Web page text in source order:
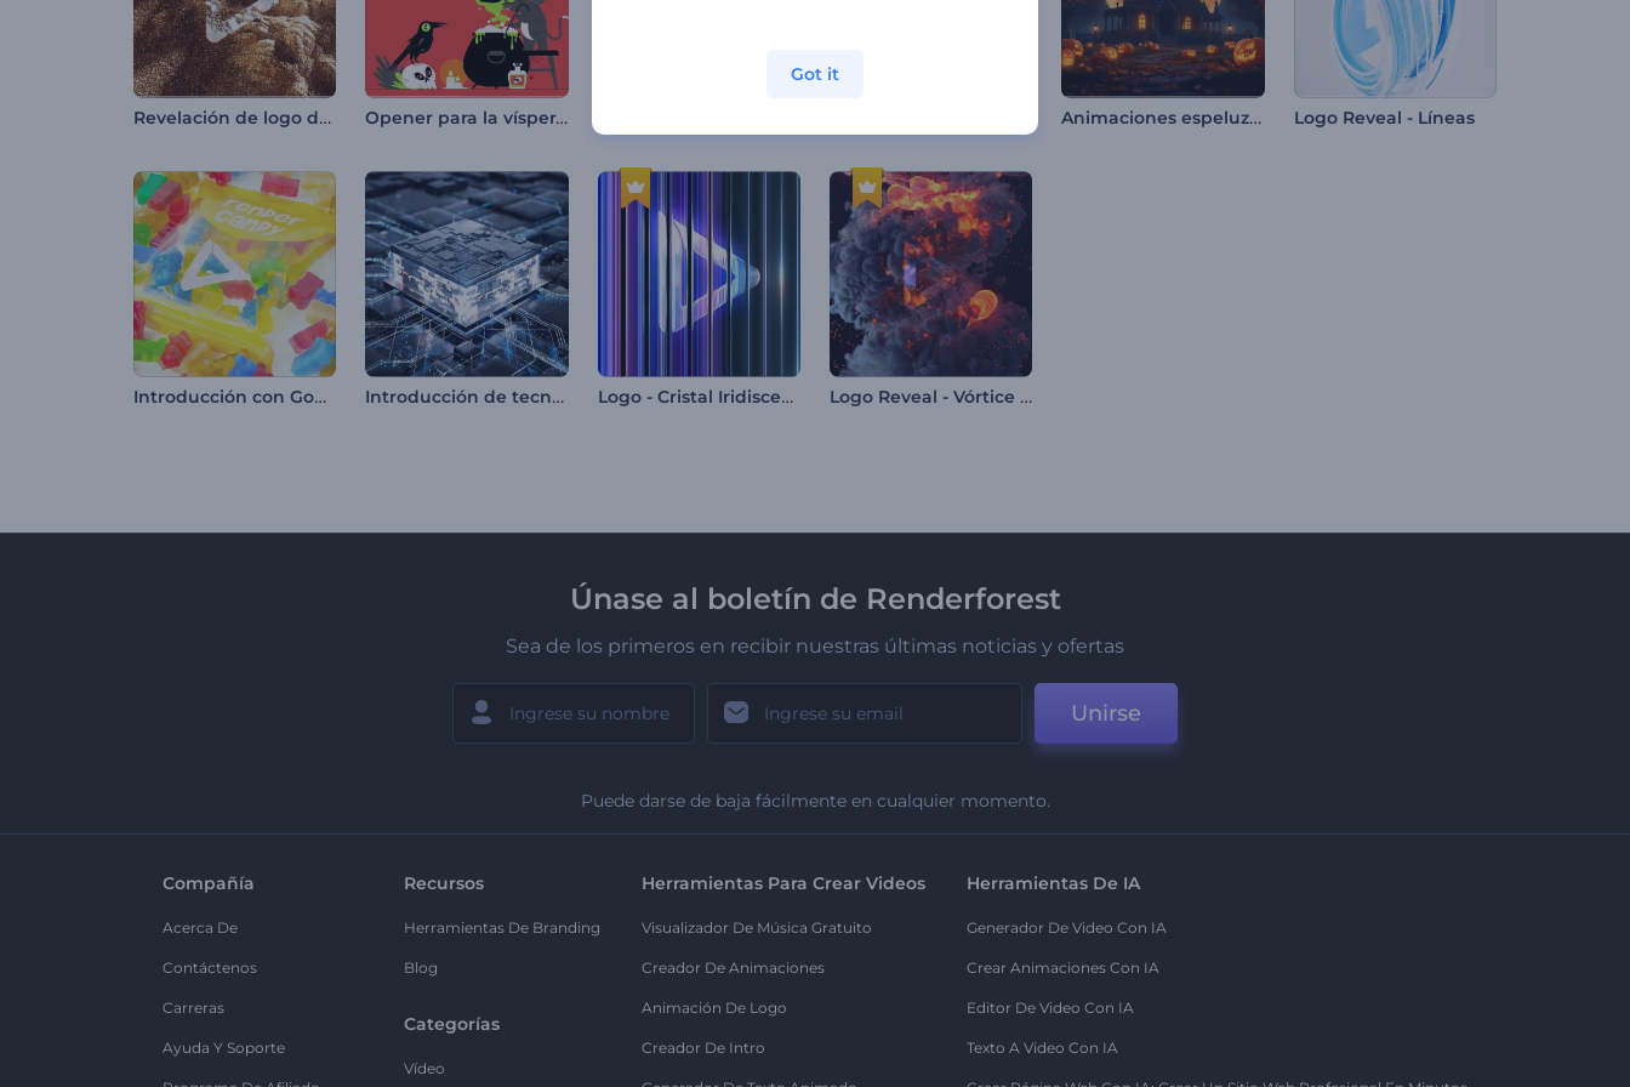
Revelación de logo de arena brillante Opener para la víspera de Noche de Brujas Animaciones espeluznantes de Halloween Logo Reveal - Líneas
Introducción con Gominolas Introducción de tecnología Microchip Logo - Cristal Iridiscente Logo Reveal - Vórtice de Fuego
Únase al boletín de Renderforest
Sea de los primeros en recibir nuestras últimas noticias y ofertas
Unirse
Puede darse de baja fácilmente en cualquier momento.
Compañía
Acerca De
Contáctenos
Carreras
Ayuda Y Soporte
Recursos
Herramientas De Branding
Blog
Categorías
Vídeo
Herramientas Para Crear Videos
Visualizador De Música Gratuito
Creador De Animaciones
Animación De Logo
Creador De Intro
Herramientas De IA
Generador De Video Con IA
Crear Animaciones Con IA
Editor De Video Con IA
Texto A Video Con IA
Got it